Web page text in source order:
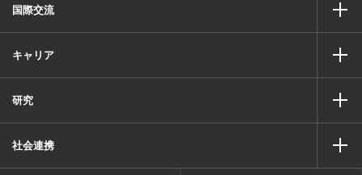
国際交流
キャリア
研究
社会連携